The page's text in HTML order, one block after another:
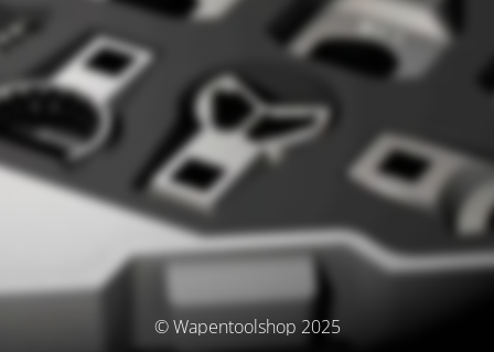
© Wapentoolshop 2025